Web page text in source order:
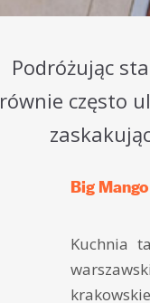
Podróżując
równie często
Big Mango
Kuchnia